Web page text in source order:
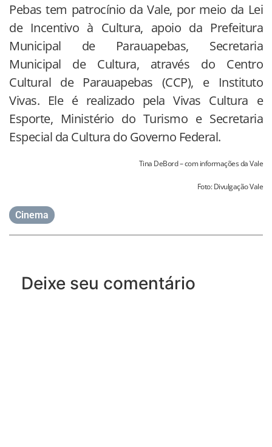
Pebas tem patrocínio da Vale, por meio da Lei
de Incentivo à Cultura, apoio da Prefeitura
Municipal de Parauapebas, Secretaria
Municipal de Cultura, através do Centro
Cultural de Parauapebas (CCP), e Instituto
Vivas. Ele é realizado pela Vivas Cultura e
Esporte, Ministério do Turismo e Secretaria
Especial da Cultura do Governo Federal.
Tina DeBord – com informações da Vale
Foto: Divulgação Vale
Cinema
Deixe seu comentário